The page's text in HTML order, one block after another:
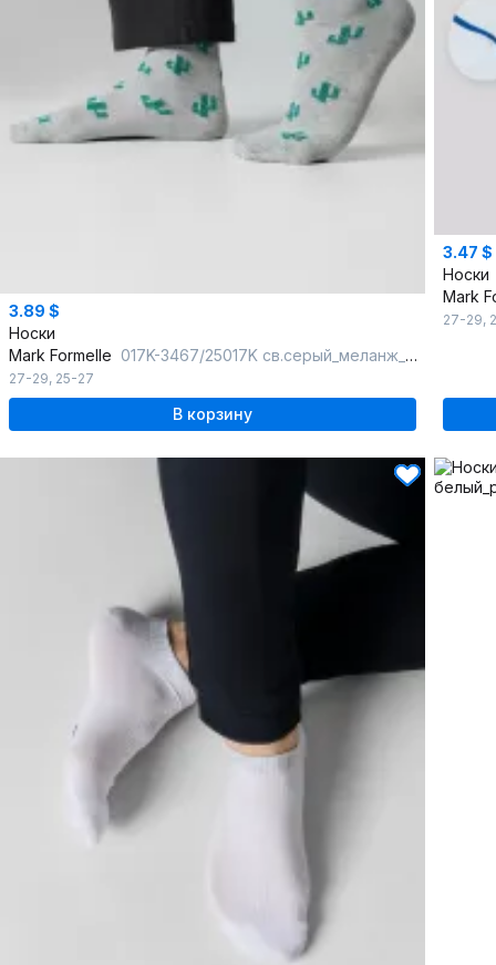
3.89 $
Носки
Mark Formelle 017K-3467/25017K св.серый_меланж_рис.3467
27-29, 25-27
В корзину
3.47 $
Носки
Mark
27-29,